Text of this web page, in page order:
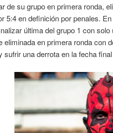
de su grupo en primera ronda,
5:4 en definición por penales.
última del grupo 1 con
eliminada en primera ronda con
sufrir una derrota en la fecha